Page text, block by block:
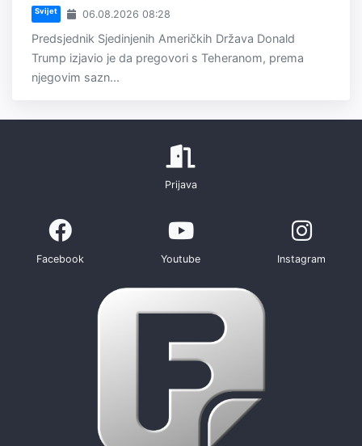
Svijet 06.08.2026 08:28
Predsjednik Sjedinjenih Američkih Država Donald
Trump izjavio je da pregovori s Teheranom, prema
njegovim sazn...
Prijava
Facebook Youtube Instagram